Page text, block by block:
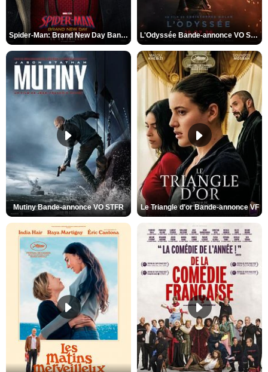
Spider-Man: Brand New Day Bande-annonce VO STFR L'Odyssée Bande-annonce VO STFR
Mutiny Bande-annonce VO STFR Le Triangle d'or Bande-annonce VF